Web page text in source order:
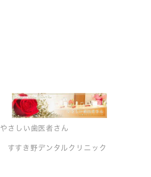
やさしい歯医者さん
すすき野デンタルクリニック